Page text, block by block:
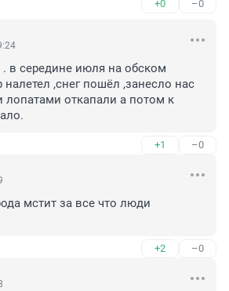
+0 –0
в середине июля на обском
налетел ,снег пошёл ,занесло нас
лопатами откапали а потом к
+1 –0
мстит за все что люди
+2 –0